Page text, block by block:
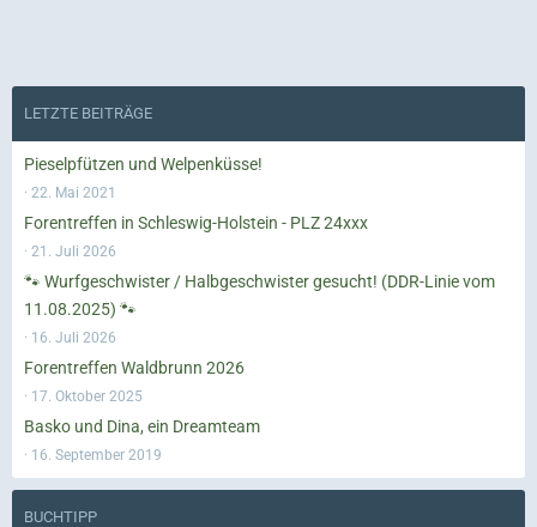
LETZTE BEITRÄGE
Pieselpfützen und Welpenküsse!
22. Mai 2021
Forentreffen in Schleswig-Holstein - PLZ 24xxx
21. Juli 2026
🐾 Wurfgeschwister / Halbgeschwister gesucht! (DDR-Linie vom
11.08.2025) 🐾
16. Juli 2026
Forentreffen Waldbrunn 2026
17. Oktober 2025
Basko und Dina, ein Dreamteam
16. September 2019
BUCHTIPP